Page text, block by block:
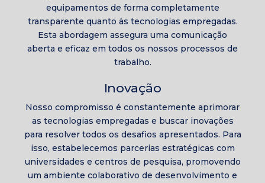
equipamentos de forma completamente
transparente quanto às tecnologias empregadas.
Esta abordagem assegura uma comunicação
aberta e eficaz em todos os nossos processos de
trabalho.
Inovação
Nosso compromisso é constantemente aprimorar
as tecnologias empregadas e buscar inovações
para resolver todos os desafios apresentados. Para
isso, estabelecemos parcerias estratégicas com
universidades e centros de pesquisa, promovendo
um ambiente colaborativo de desenvolvimento e